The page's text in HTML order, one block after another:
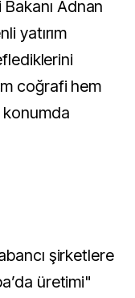
Adnan
yatırım
coğrafi hem
şirketlere
üretimi"